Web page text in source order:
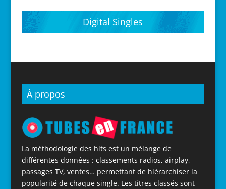
Digital Singles
À propos
La méthodologie des hits est un mélange de
différentes données : classements radios, airplay,
passages TV, ventes… permettant de hiérarchiser la
popularité de chaque single. Les titres classés sont